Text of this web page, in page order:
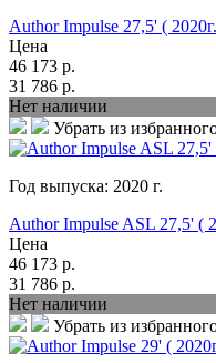
Author Impulse 27,5' (
Цена
46 173 р.
31 786 р.
Нет наличии
Убрать из
Год выпуска: 2020 г.
Author Impulse ASL 27,5' (
Цена
46 173 р.
31 786 р.
Нет наличии
Убрать из